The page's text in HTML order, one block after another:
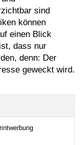
sind
können
einen Blick
dass nur
denn: Der
geweckt wird.